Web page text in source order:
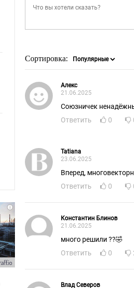
Сортировка:
Алекс
21.06.2025
Союзничек
Ответить
0
Tatiana
23.06.2025
Вперед,
Ответить
0
Константин Блинов
21.06.2025
много решили ??🤣
Ответить
0
Влад Северов